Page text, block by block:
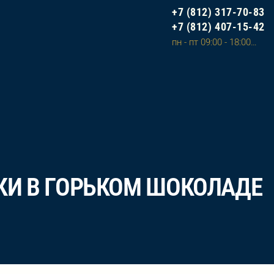
+7 (812) 317-70-83
+7 (812) 407-15-42
пн - пт 09:00 - 18:00, сб - вс 10:00 - 20:00 (сделать заказ на сайте и оплатить можно в любое время)
В ГОРЬКОМ ШОКОЛАДЕ